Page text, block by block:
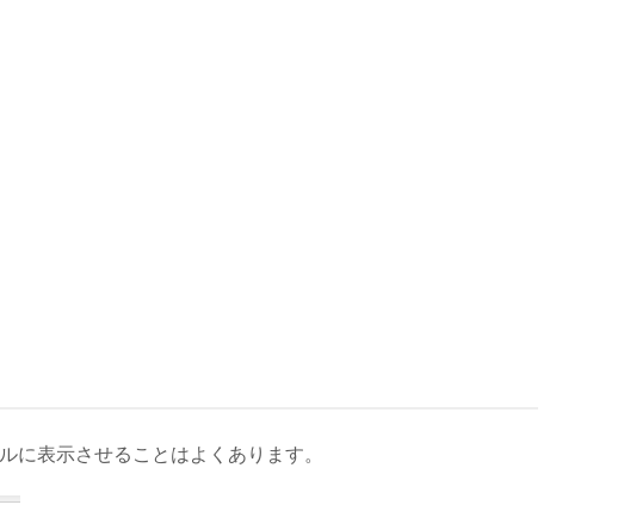
に表示させることはよくあります。